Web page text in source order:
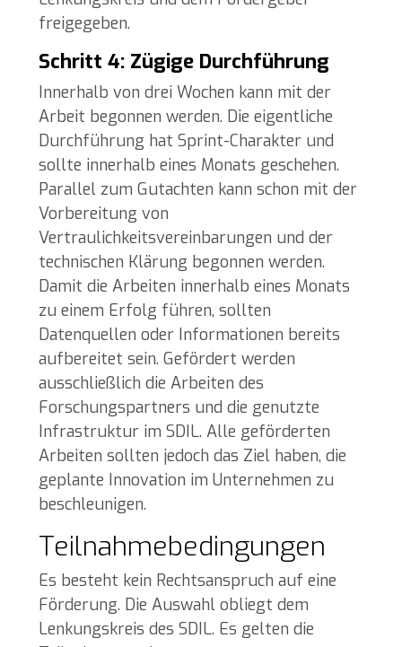
freigegeben.
Schritt 4: Zügige Durchführung
Innerhalb von drei Wochen kann mit der
Arbeit begonnen werden. Die eigentliche
Durchführung hat Sprint-Charakter und
sollte innerhalb eines Monats geschehen.
Parallel zum Gutachten kann schon mit der
Vorbereitung von
Vertraulichkeitsvereinbarungen und der
technischen Klärung begonnen werden.
Damit die Arbeiten innerhalb eines Monats
zu einem Erfolg führen, sollten
Datenquellen oder Informationen bereits
aufbereitet sein. Gefördert werden
ausschließlich die Arbeiten des
Forschungspartners und die genutzte
Infrastruktur im SDIL. Alle geförderten
Arbeiten sollten jedoch das Ziel haben, die
geplante Innovation im Unternehmen zu
beschleunigen.
Teilnahmebedingungen
Es besteht kein Rechtsanspruch auf eine
Förderung. Die Auswahl obliegt dem
Lenkungskreis des SDIL. Es gelten die